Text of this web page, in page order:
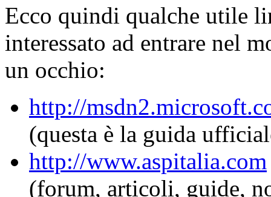
Ecco quindi qualche utile
interessato ad entrare nel
un occhio:
http://
(questa è la guida
http://www.aspitalia.com
(forum, articoli, guide,